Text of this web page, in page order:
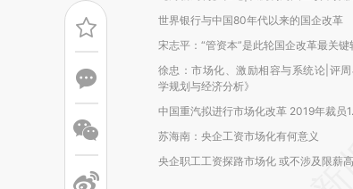
世界银行与中国80年代以来的国企改革
宋志平：“管资本”是此轮国企改革最关键
徐忠：市场化、激励相容与系统论|评
学规划与经济分析》
中国重汽拟进行市场化改革 2019年裁员
苏海南：央企工资市场化有何意义
央企职工工资探路市场化 或不涉及限薪